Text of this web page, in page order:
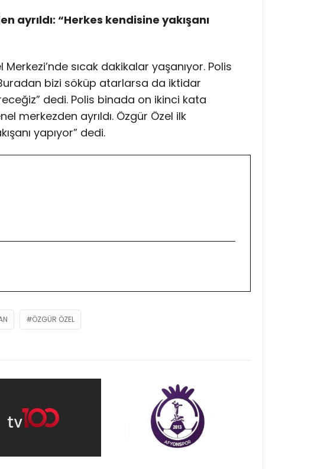
ayrıldı: “Herkes kendisine yakışanı
sıcak dakikalar yaşanıyor. Polis
bizi söküp atarlarsa da iktidar
dedi. Polis binada on ikinci kata
merkezden ayrıldı. Özgür Özel ilk
yapıyor” dedi.
ÖZGÜR ÖZEL